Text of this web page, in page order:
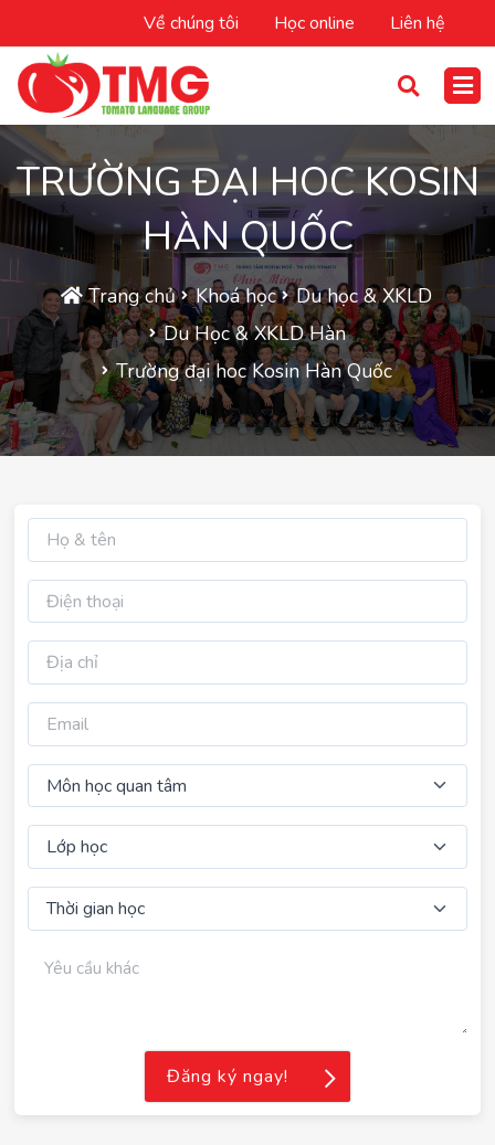
Về chúng tôi Học online Liên hệ
TRƯỜNG ĐẠI HOC KOSIN
HÀN QUỐC
Trang chủ Khoá học
Du học & XKLD
Du Học & XKLD Hàn
Trường đại hoc Kosin Hàn Quốc
Đăng ký ngay!